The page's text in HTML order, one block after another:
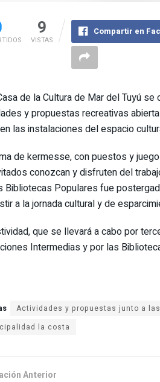
9
VISTAS
Compartir en
de la Cultura de Mar del Tuyú
y propuestas recreativas
las instalaciones del espacio
de kermesse, con puestos y
conozcan y disfruten del
Bibliotecas Populares fue
a la jornada cultural y de
que se llevará a cabo por
Intermedias y por las
Actividades y propuestas junto a
la costa
Anterior